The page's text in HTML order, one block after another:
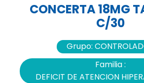
CONCERTA 18MG
C/30
Grupo:
Familia :
DEFICIT DE ATENCION